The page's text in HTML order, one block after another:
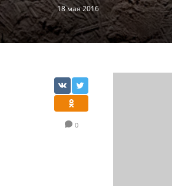
18 мая 2016
0